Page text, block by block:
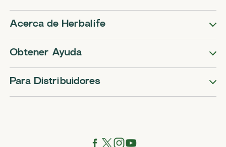
Acerca de Herbalife
Obtener Ayuda
Para Distribuidores